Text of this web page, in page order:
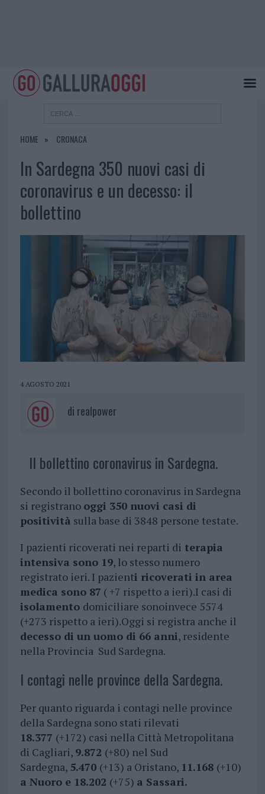
HOME CRONACA
In Sardegna 350 nuovi casi di
coronavirus e un decesso: il
bollettino
4 AGOSTO 2021
di realpower
Il bollettino coronavirus in Sardegna.
Secondo il bollettino coronavirus in Sardegna
si registrano oggi 350 nuovi casi di
positività sulla base di 3848 persone testate.
I pazienti ricoverati nei reparti di terapia
intensiva sono 19, lo stesso numero
registrato ieri. I pazienti ricoverati in area
medica sono 87 ( +7 rispetto a ieri).I casi di
isolamento domiciliare sonoinvece 5574
(+273 rispetto a ieri).Oggi si registra anche il
decesso di un uomo di 66 anni, residente
nella Provincia Sud Sardegna.
I contagi nelle province della Sardegna.
Per quanto riguarda i contagi nelle province
della Sardegna sono stati rilevati
18.377 (+172) casi nella Città Metropolitana
di Cagliari, 9.872 (+80) nel Sud
Sardegna, 5.470 (+13) a Oristano, 11.168 (+10)
a Nuoro e 18.202 (+75) a Sassari.